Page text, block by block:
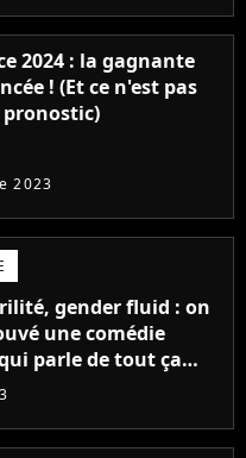
2024 : la gagnante
! (Et ce n'est pas
2023
gender fluid : on
une comédie
parle de tout ça
ringarde